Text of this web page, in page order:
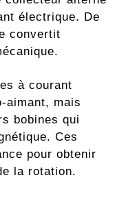
électrique. De
convertit
à courant
aimant, mais
bobines qui
Ces
pour obtenir
la rotation.